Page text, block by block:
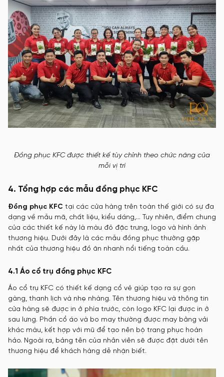
Đồng phục KFC được thiết kế tùy chỉnh theo chức năng của
mỗi vị trí
4. Tổng hợp các mẫu đồng phục KFC
Đồng phục KFC tại các cửa hàng trên toàn thế giới có sự đa
dạng về mẫu mã, chất liệu, kiểu dáng,… Tuy nhiên, điểm chung
của các thiết kế này là màu đỏ đặc trưng, logo và hình ảnh
thương hiệu. Dưới đây là các mẫu đồng phục thường gặp
nhất của thương hiệu đồ ăn nhanh nổi tiếng toàn cầu.
4.1 Áo cổ trụ đồng phục KFC
Áo cổ trụ KFC có thiết kế dạng cổ vẻ giúp tạo ra sự gọn
gàng, thanh lịch và nhẹ nhàng. Tên thương hiệu và thông tin
cửa hàng sẽ được in ở phía trước, còn logo KFC lại được in ở
sau lưng. Phần cổ áo và bo may thường được may bằng vải
khác màu, kết hợp với mũ để tạo nên bộ trang phục hoàn
hảo. Ngoài ra, bảng tên của nhân viên sẽ được đặt dưới tên
thương hiệu để khách hàng dễ nhận biết.